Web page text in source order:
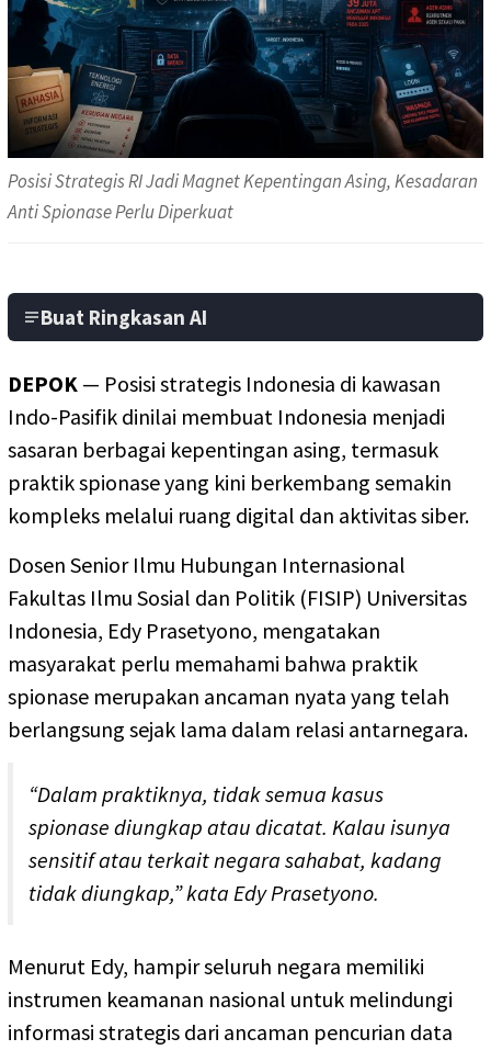
Posisi Strategis RI Jadi Magnet Kepentingan Asing, Kesadaran
Anti Spionase Perlu Diperkuat
Buat Ringkasan AI
DEPOK — Posisi strategis Indonesia di kawasan
Indo-Pasifik dinilai membuat Indonesia menjadi
sasaran berbagai kepentingan asing, termasuk
praktik spionase yang kini berkembang semakin
kompleks melalui ruang digital dan aktivitas siber.
Dosen Senior Ilmu Hubungan Internasional
Fakultas Ilmu Sosial dan Politik (FISIP) Universitas
Indonesia, Edy Prasetyono, mengatakan
masyarakat perlu memahami bahwa praktik
spionase merupakan ancaman nyata yang telah
berlangsung sejak lama dalam relasi antarnegara.
“Dalam praktiknya, tidak semua kasus
spionase diungkap atau dicatat. Kalau isunya
sensitif atau terkait negara sahabat, kadang
tidak diungkap,” kata Edy Prasetyono.
Menurut Edy, hampir seluruh negara memiliki
instrumen keamanan nasional untuk melindungi
informasi strategis dari ancaman pencurian data